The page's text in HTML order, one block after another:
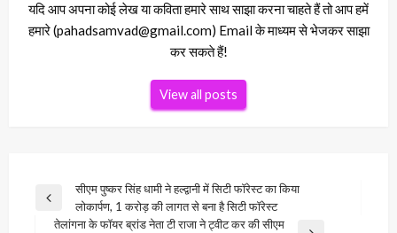
यदि आप अपना कोई लेख या कविता हमारे साथ साझा करना चाहते हैं तो आप हमें
हमारे (pahadsamvad@gmail.com) Email के माध्यम से भेजकर साझा
कर सकते हैं!
View all posts
Post
navigation
Previous
Post
सीएम पुष्कर सिंह धामी ने हल्द्वानी में सिटी फॉरेस्ट का किया
लोकार्पण, 1 करोड़ की लागत से बना है सिटी फॉरेस्ट
तेलांगना के फॉयर ब्रांड नेता टी राजा ने ट्वीट कर की सीएम